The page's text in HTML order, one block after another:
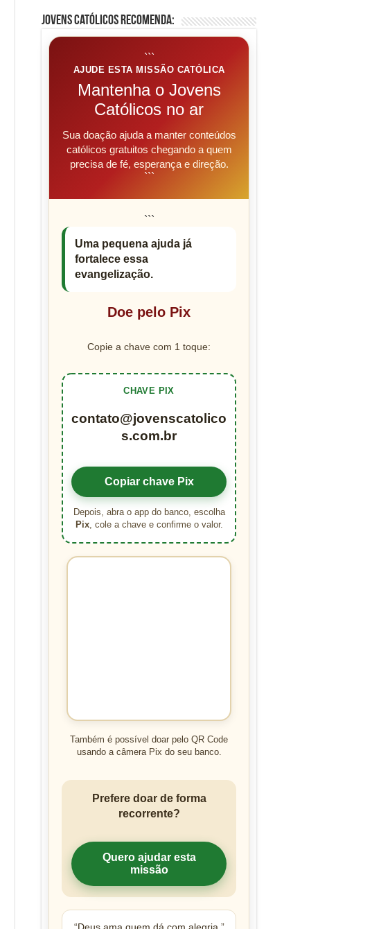
Jovens Católicos Recomenda:
```
AJUDE ESTA MISSÃO CATÓLICA
Mantenha o Jovens
Católicos no ar
Sua doação ajuda a manter conteúdos
católicos gratuitos chegando a quem
precisa de fé, esperança e direção.
```
```
Uma pequena ajuda já
fortalece essa
evangelização.
Doe pelo Pix
Copie a chave com 1 toque:
CHAVE PIX
contato@jovenscatolico
s.com.br
Copiar chave Pix
Depois, abra o app do banco, escolha
Pix, cole a chave e confirme o valor.
Também é possível doar pelo QR Code
usando a câmera Pix do seu banco.
Prefere doar de forma
recorrente?
Quero ajudar esta
missão